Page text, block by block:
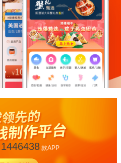
1446438款APP